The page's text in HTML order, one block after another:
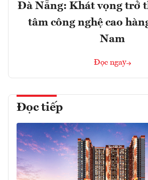
Đà Nẵng: Khát vọng trở
tâm công nghệ cao
Nam
Đọc ngay
Đọc tiếp